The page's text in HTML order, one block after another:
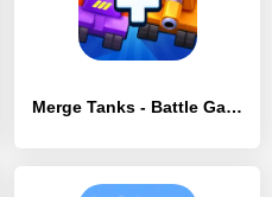
Merge Tanks - Battle Game - [MOD Много монет]